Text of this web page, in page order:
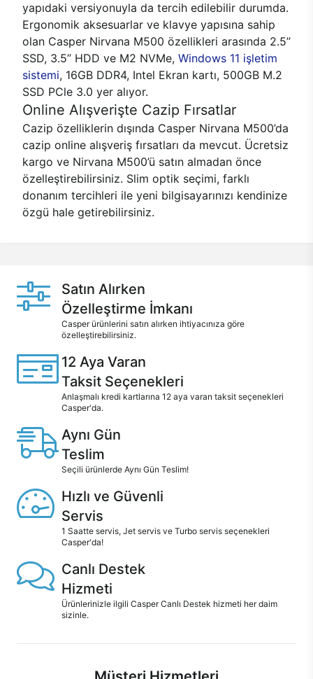
yapıdaki versiyonuyla da tercih edilebilir durumda.
Ergonomik aksesuarlar ve klavye yapısına sahip
olan Casper Nirvana M500 özellikleri arasında 2.5’’
SSD, 3.5’’ HDD ve M2 NVMe, Windows 11 işletim
sistemi, 16GB DDR4, Intel Ekran kartı, 500GB M.2
SSD PCle 3.0 yer alıyor.
Online Alışverişte Cazip Fırsatlar
Cazip özelliklerin dışında Casper Nirvana M500’da
cazip online alışveriş fırsatları da mevcut. Ücretsiz
kargo ve Nirvana M500’ü satın almadan önce
özelleştirebilirsiniz. Slim optik seçimi, farklı
donanım tercihleri ile yeni bilgisayarınızı kendinize
özgü hale getirebilirsiniz.
Satın Alırken
Özelleştirme İmkanı
Casper ürünlerini satın alırken ihtiyacınıza göre
özelleştirebilirsiniz.
12 Aya Varan
Taksit Seçenekleri
Anlaşmalı kredi kartlarına 12 aya varan taksit seçenekleri
Casper'da.
Aynı Gün
Teslim
Seçili ürünlerde Aynı Gün Teslim!
Hızlı ve Güvenli
Servis
1 Saatte servis, Jet servis ve Turbo servis seçenekleri
Casper'da!
Canlı Destek
Hizmeti
Ürünlerinizle ilgili Casper Canlı Destek hizmeti her daim
sizinle.